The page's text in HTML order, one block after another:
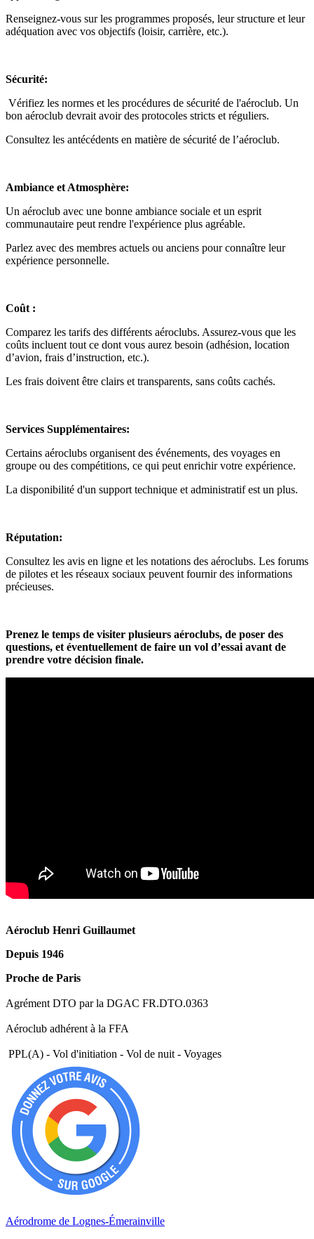
Renseignez-vous sur les programmes proposés, leur structure et leur
adéquation avec vos objectifs (loisir, carrière, etc.).
Sécurité:
Vérifiez les normes et les procédures de sécurité de l'aéroclub. Un
bon aéroclub devrait avoir des protocoles stricts et réguliers.
Consultez les antécédents en matière de sécurité de l’aéroclub.
Ambiance et Atmosphère:
Un aéroclub avec une bonne ambiance sociale et un esprit
communautaire peut rendre l'expérience plus agréable.
Parlez avec des membres actuels ou anciens pour connaître leur
expérience personnelle.
Coût :
Comparez les tarifs des différents aéroclubs. Assurez-vous que les
coûts incluent tout ce dont vous aurez besoin (adhésion, location
d’avion, frais d’instruction, etc.).
Les frais doivent être clairs et transparents, sans coûts cachés.
Services Supplémentaires:
Certains aéroclubs organisent des événements, des voyages en
groupe ou des compétitions, ce qui peut enrichir votre expérience.
La disponibilité d'un support technique et administratif est un plus.
Réputation:
Consultez les avis en ligne et les notations des aéroclubs. Les forums
de pilotes et les réseaux sociaux peuvent fournir des informations
précieuses.
Prenez le temps de visiter plusieurs aéroclubs, de poser des
questions, et éventuellement de faire un vol d’essai avant de
prendre votre décision finale.
Aéroclub Henri Guillaumet
Depuis 1946
Proche de Paris
Agrément DTO par la DGAC FR.DTO.0363
Aéroclub adhérent à la FFA
PPL(A) - Vol d'initiation - Vol de nuit - Voyages
Aérodrome de Lognes-Émerainville